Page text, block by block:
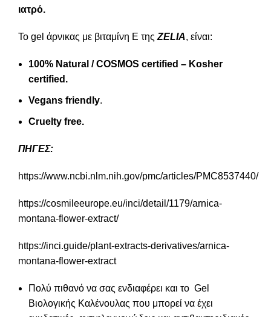
ιατρό.
Το gel άρνικας με βιταμίνη Ε της ZELIA, είναι:
100% Natural / COSMOS certified – Kosher
certified.
Vegans friendly.
Cruelty free.
ΠΗΓΕΣ:
https://www.ncbi.nlm.nih.gov/pmc/articles/PMC8537440/
https://cosmileeurope.eu/inci/detail/1179/arnica-
montana-flower-extract/
https://inci.guide/plant-extracts-derivatives/arnica-
montana-flower-extract
Πολύ πιθανό να σας ενδιαφέρει και το Gel
Βιολογικής Καλένουλας που μπορεί να έχει